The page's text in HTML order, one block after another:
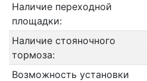
Наличие переходной
площадки:
Наличие стояночного
тормоза:
Возможность установки